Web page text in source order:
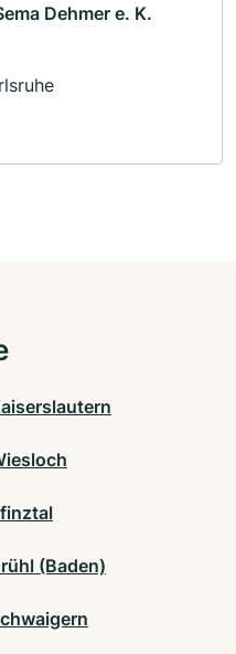
Dehmer e. K.
(Baden)